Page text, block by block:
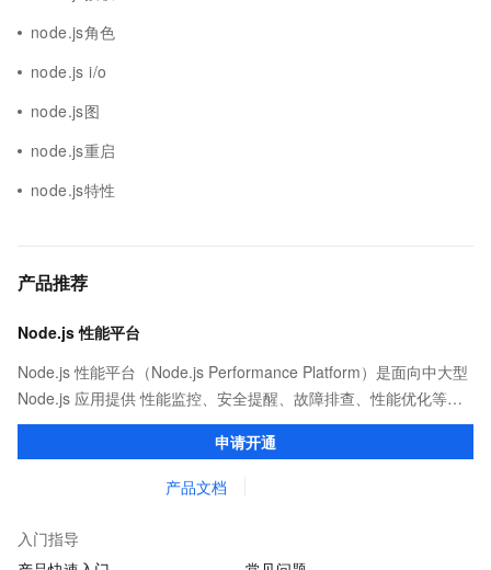
node.js角色
node.js i/o
node.js图
node.js重启
node.js特性
产品推荐
Node.js 性能平台
Node.js 性能平台（Node.js Performance Platform）是面向中大型
Node.js 应用提供 性能监控、安全提醒、故障排查、性能优化等服
务的整体性解决方案。提供完善的工具链和服务，协助客户主动、
申请开通
产品文档
入门指导